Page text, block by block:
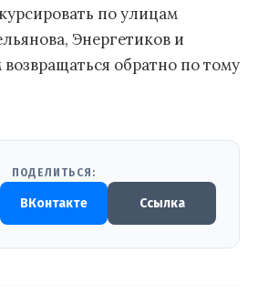
по улицам
Энергетиков и
возвращаться обратно по тому
ПОДЕЛИТЬСЯ:
ВКонтакте Ссылка